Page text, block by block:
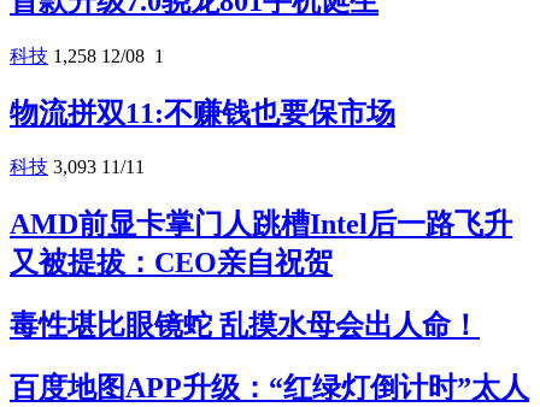
科技 1,258 12/08 1
物流拼双11:不赚钱也要保市场
科技 3,093 11/11
AMD前显卡掌门人跳槽Intel后一路飞升
又被提拔：CEO亲自祝贺
毒性堪比眼镜蛇 乱摸水母会出人命！
百度地图APP升级：“红绿灯倒计时”太人